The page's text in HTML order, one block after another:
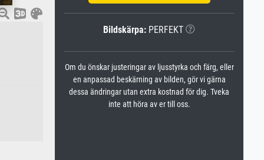
Bildskärpa: PERFEKT
Om du önskar justeringar av ljusstyrka och färg, eller
en anpassad beskärning av bilden, gör vi gärna
dessa ändringar utan extra kostnad för dig. Tveka
inte att höra av er till oss.